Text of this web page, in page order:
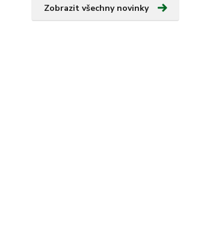
Zobrazit všechny novinky